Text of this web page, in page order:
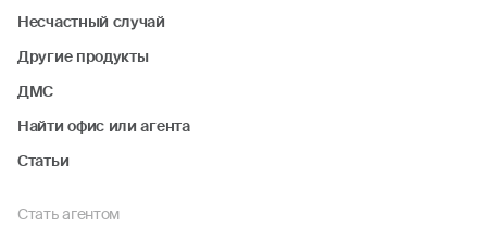
Несчастный случай
Другие продукты
ДМС
Найти офис или агента
Статьи
Стать агентом